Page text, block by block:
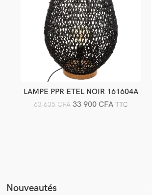
Ajouter au panier
LAMPE PPR ETEL NOIR 161604A
63 635CFA 33 900CFA TTC
Nouveautés